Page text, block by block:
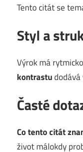
Tento citát se
Styl a
Výrok má
kontrastu
Časté
Co tento citát
život málokdy